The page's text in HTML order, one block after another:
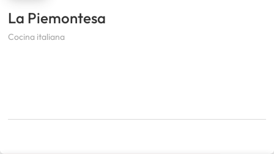
La Piemontesa
Cocina italiana